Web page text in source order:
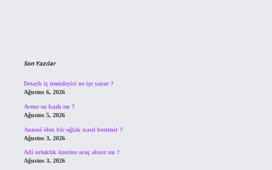
Son Yazılar
Detaylı iç temizleyici ne işe yarar ?
Ağustos 6, 2026
Avene su bazlı mı ?
Ağustos 5, 2026
Annesi ölen bir oğlak nasıl beslenir ?
Ağustos 3, 2026
Adi ortaklık üzerine araç alınır mı ?
Ağustos 3, 2026